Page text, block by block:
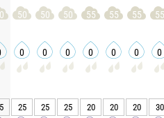
50 50 50 55 55 55 55
0 0 0 0 0 0 0
25 25 25 20 20 20 30